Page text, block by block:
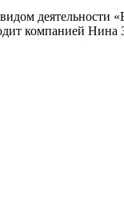
деятельности
компанией Нина